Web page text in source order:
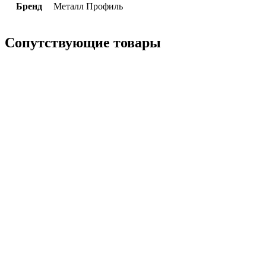
Бренд Металл Профиль
Сопутствующие товары